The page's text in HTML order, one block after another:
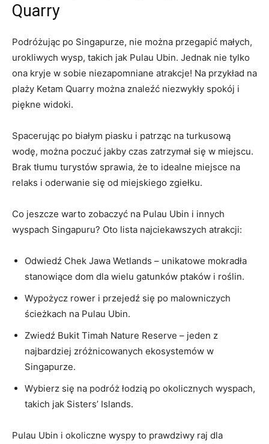
Quarry
Podróżując po Singapurze, nie można przegapić małych,
urokliwych ⁤wysp, takich jak Pulau Ubin. Jednak⁢ nie ‌tylko
ona kryje w sobie niezapomniane atrakcje! ⁢Na przykład na
plaży Ketam Quarry można znaleźć niezwykły spokój i
piękne widoki.
Spacerując po białym piasku i patrząc ‌na turkusową
‌wodę, można poczuć jakby czas zatrzymał się ⁣w ‌miejscu.
Brak tłumu turystów sprawia, że ⁢to‌ idealne miejsce⁣ na
relaks i oderwanie się ​od miejskiego ‍zgiełku.
Co⁤ jeszcze ​warto‌ zobaczyć na Pulau Ubin ⁤i innych
wyspach Singapuru? Oto lista ‍najciekawszych atrakcji:
Odwiedź Chek Jawa ​Wetlands – unikatowe⁣ mokradła
stanowiące dom⁢ dla wielu gatunków ptaków i roślin.
Wypożycz rower i przejedź ‍się po malowniczych
ścieżkach‌ na Pulau Ubin.
Zwiedź Bukit​ Timah​ Nature ⁢Reserve⁤ – jeden z
najbardziej zróżnicowanych ekosystemów w
Singapurze.
Wybierz się na podróż łodzią po okolicznych wyspach,
takich jak Sisters’ Islands.
Pulau Ubin i okoliczne wyspy to prawdziwy⁣ raj dla